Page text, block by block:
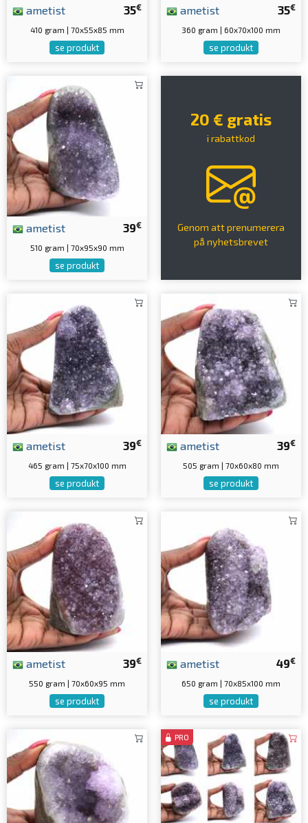
35€
ametist
410 gram | 70x55x85 mm
se produkt
35€
ametist
360 gram | 60x70x100 mm
se produkt
39€
ametist
510 gram | 70x95x90 mm
se produkt
20 € gratis
i rabattkod
Genom att prenumerera
på nyhetsbrevet
39€
ametist
465 gram | 75x70x100 mm
se produkt
39€
ametist
505 gram | 70x60x80 mm
se produkt
39€
ametist
550 gram | 70x60x95 mm
se produkt
49€
ametist
650 gram | 70x85x100 mm
se produkt
PRO